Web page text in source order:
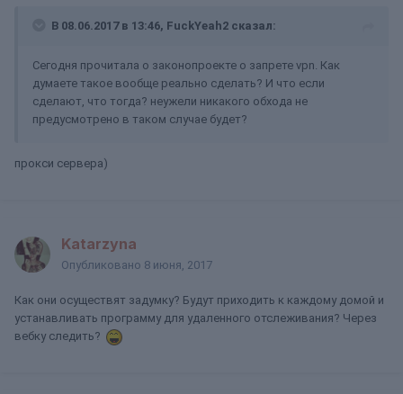
В 08.06.2017 в 13:46, FuckYeah2 сказал:
Сегодня прочитала о законопроекте о запрете vpn. Как
думаете такое вообще реально сделать? И что если
сделают, что тогда? неужели никакого обхода не
предусмотрено в таком случае будет?
прокси сервера)
Katarzyna
Опубликовано 8 июня, 2017
Как они осуществят задумку? Будут приходить к каждому домой и
устанавливать программу для удаленного отслеживания? Через
вебку следить?